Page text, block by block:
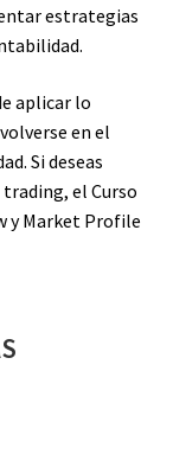
estrategias
aplicar lo
en el
Si deseas
el Curso
y Market Profile